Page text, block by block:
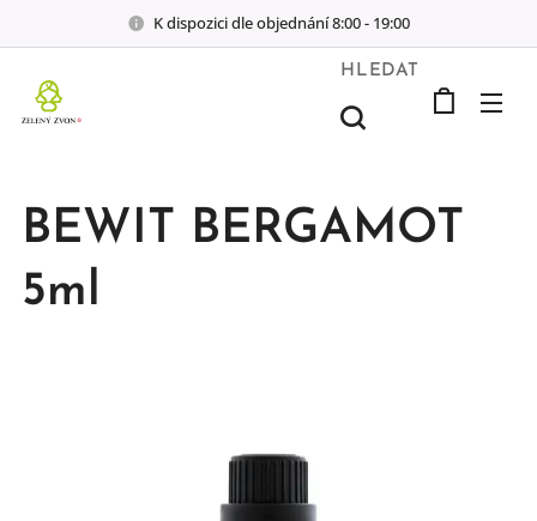
K dispozici dle objednání 8:00 - 19:00
HLEDAT
BEWIT BERGAMOT
5ml